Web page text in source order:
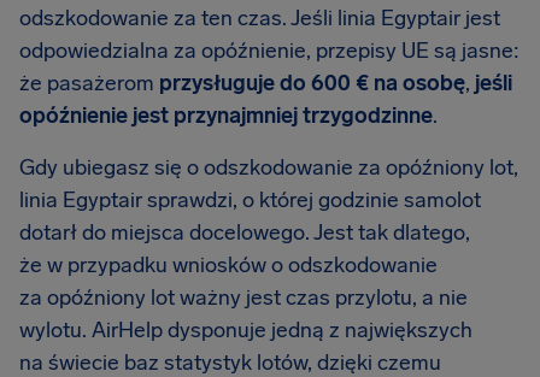
odszkodowanie za ten czas. Jeśli linia Egyptair jest
odpowiedzialna za opóźnienie, przepisy UE są jasne:
że pasażerom przysługuje do 600 € na osobę, jeśli
opóźnienie jest przynajmniej trzygodzinne.
Gdy ubiegasz się o odszkodowanie za opóźniony lot,
linia Egyptair sprawdzi, o której godzinie samolot
dotarł do miejsca docelowego. Jest tak dlatego,
że w przypadku wniosków o odszkodowanie
za opóźniony lot ważny jest czas przylotu, a nie
wylotu. AirHelp dysponuje jedną z największych
na świecie baz statystyk lotów, dzięki czemu